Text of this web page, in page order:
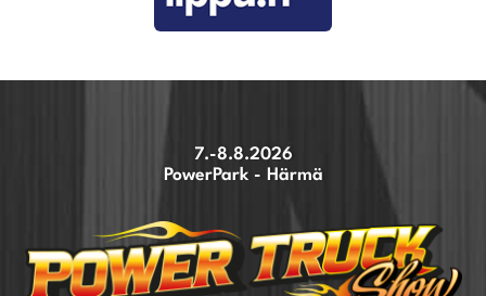
7.-8.8.2026
PowerPark - Härmä